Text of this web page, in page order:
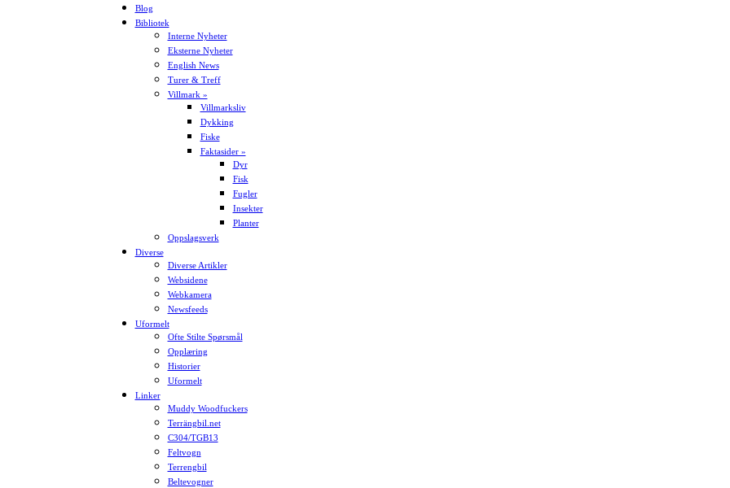
Blog
Bibliotek
Interne Nyheter
Eksterne Nyheter
English News
Turer & Treff
Villmark »
Villmarksliv
Dykking
Fiske
Faktasider »
Dyr
Fisk
Fugler
Insekter
Planter
Oppslagsverk
Diverse
Diverse Artikler
Websidene
Webkamera
Newsfeeds
Uformelt
Ofte Stilte Spørsmål
Opplæring
Historier
Uformelt
Linker
Muddy Woodfuckers
Terrängbil.net
C304/TGB13
Feltvogn
Terrengbil
Beltevogner